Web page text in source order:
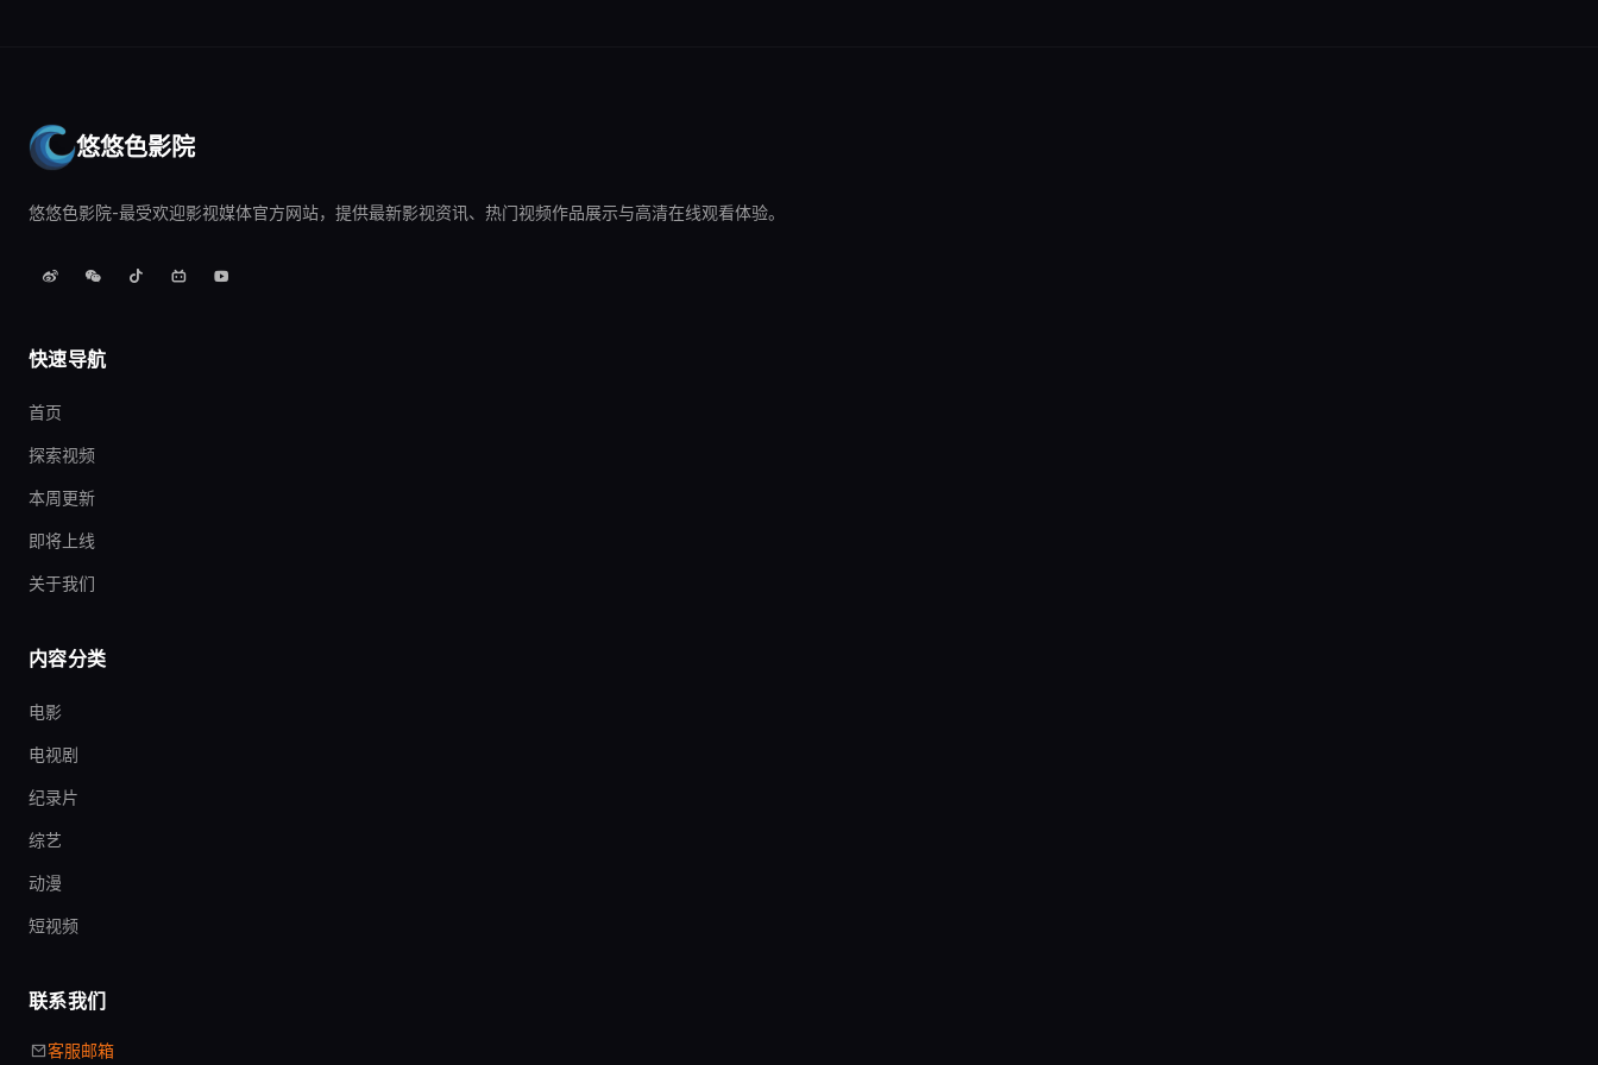
悠悠色影院
悠悠色影院-最受欢迎影视媒体官方网站，提供最新影视资讯、热门视频作品展示与高清在线观看体验。
快速导航
首页
探索视频
本周更新
即将上线
关于我们
内容分类
电影
电视剧
纪录片
综艺
动漫
短视频
联系我们
客服邮箱